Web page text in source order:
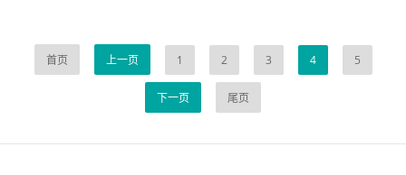
首页 上一页 1 2 3 4 5
下一页 尾页